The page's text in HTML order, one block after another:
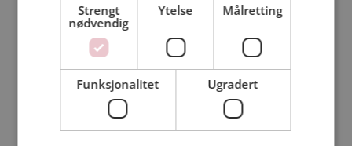
Jeg er en: Mann Kvinne
Min alder:
Strengt
nødvendig
Ytelse Målretting
Funksjonalitet Ugradert